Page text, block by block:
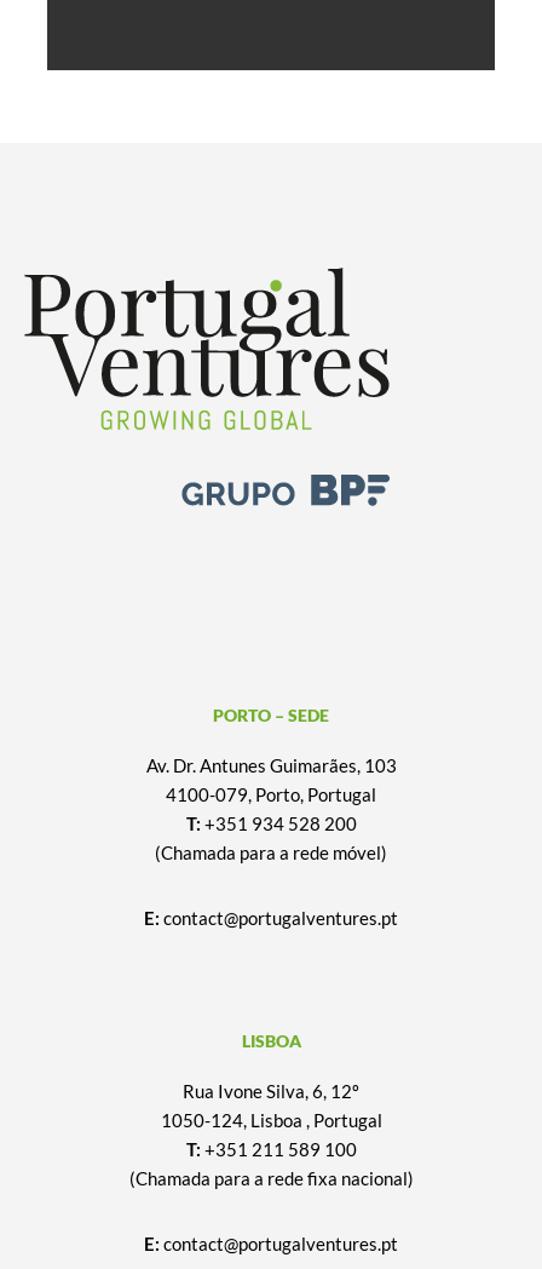
PORTO – SEDE
Av. Dr. Antunes Guimarães, 103
4100-079, Porto, Portugal
T: +351 934 528 200
(Chamada para a rede móvel)
E: contact@portugalventures.pt
LISBOA
Rua Ivone Silva, 6, 12º
1050-124, Lisboa , Portugal
T: +351 211 589 100
(Chamada para a rede fixa nacional)
E: contact@portugalventures.pt